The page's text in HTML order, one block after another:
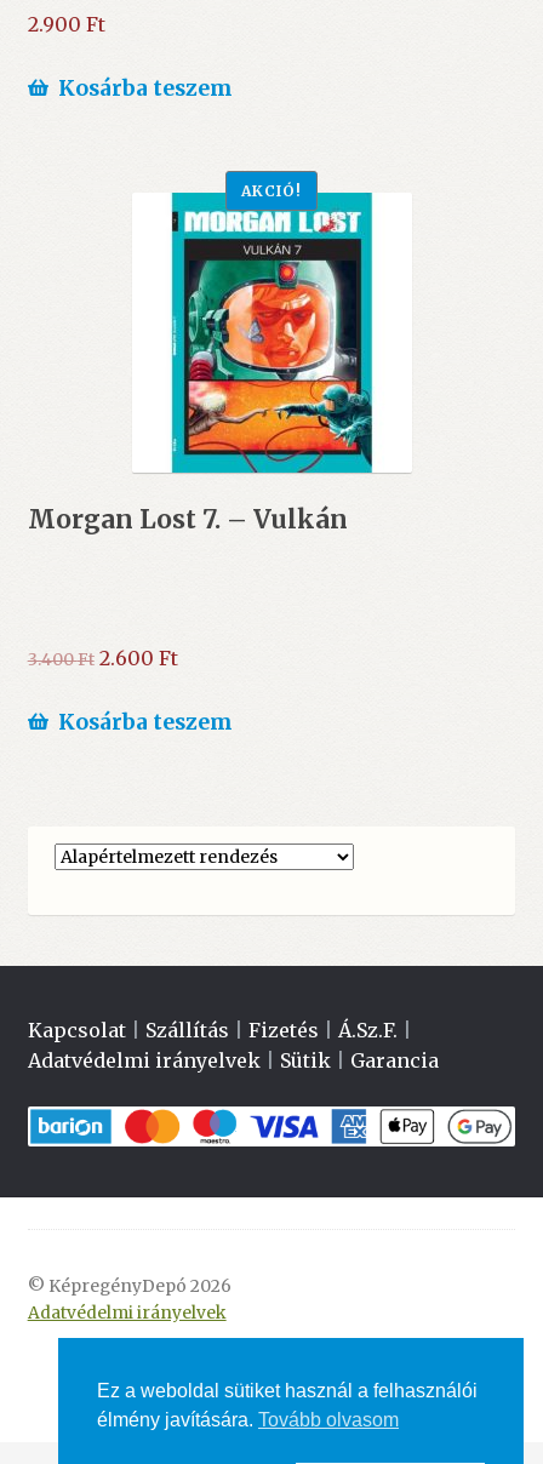
2.900 Ft
Kosárba teszem
Morgan Lost 7. – Vulkán
AKCIÓ!
3.400Ft Original
was:
2.600 FtCurrent
is:
Kosárba teszem
Kapcsolat| Szállítás Fizetés Á.Sz.F.
Adatvédelmi irányelvek| Sütik| Garancia
© KépregényDepó 2026
Adatvédelmi irányelvek
Ez a weboldal sütiket használ a felhasználói
élmény javítására. Tovább olvasom